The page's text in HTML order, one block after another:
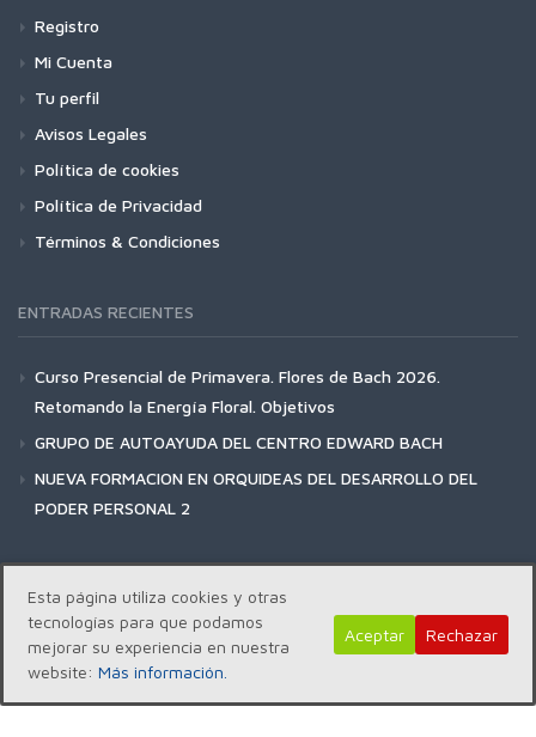
Registro
Mi Cuenta
Tu perfil
Avisos Legales
Política de cookies
Política de Privacidad
Términos & Condiciones
ENTRADAS RECIENTES
Curso Presencial de Primavera. Flores de Bach 2026.
Retomando la Energía Floral. Objetivos
GRUPO DE AUTOAYUDA DEL CENTRO EDWARD BACH
NUEVA FORMACION EN ORQUIDEAS DEL DESARROLLO DEL
PODER PERSONAL 2
Copyright | Centro Edward Bach © 2018
Esta página utiliza cookies y otras
tecnologías para que podamos
mejorar su experiencia en nuestra
website: Más información.
Aceptar Rechazar